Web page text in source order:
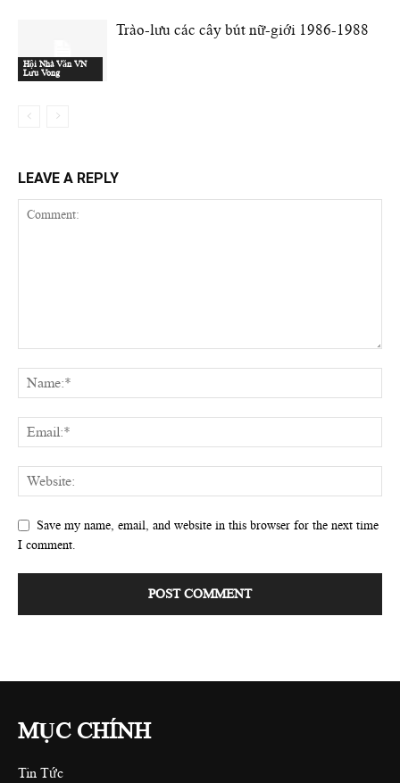
Hội Nhà Văn VN
Lưu Vong
Trào-lưu các cây bút nữ-giới 1986-1988
LEAVE A REPLY
Save my name, email, and website in this browser for the next time
I comment.
MỤC CHÍNH
Tin Tức